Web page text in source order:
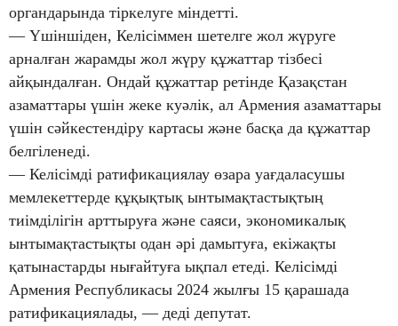
органдарында тіркелуге міндетті.
— Үшіншіден, Келісіммен шетелге жол жүруге
арналған жарамды жол жүру құжаттар тізбесі
айқындалған. Ондай құжаттар ретінде Қазақстан
азаматтары үшін жеке куәлік, ал Армения азаматтары
үшін сәйкестендіру картасы және басқа да құжаттар
белгіленеді.
— Келісімді ратификациялау өзара уағдаласушы
мемлекеттерде құқықтық ынтымақтастықтың
тиімділігін арттыруға және саяси, экономикалық
ынтымақтастықты одан әрі дамытуға, екіжақты
қатынастарды нығайтуға ықпал етеді. Келісімді
Армения Республикасы 2024 жылғы 15 қарашада
ратификациялады, — деді депутат.